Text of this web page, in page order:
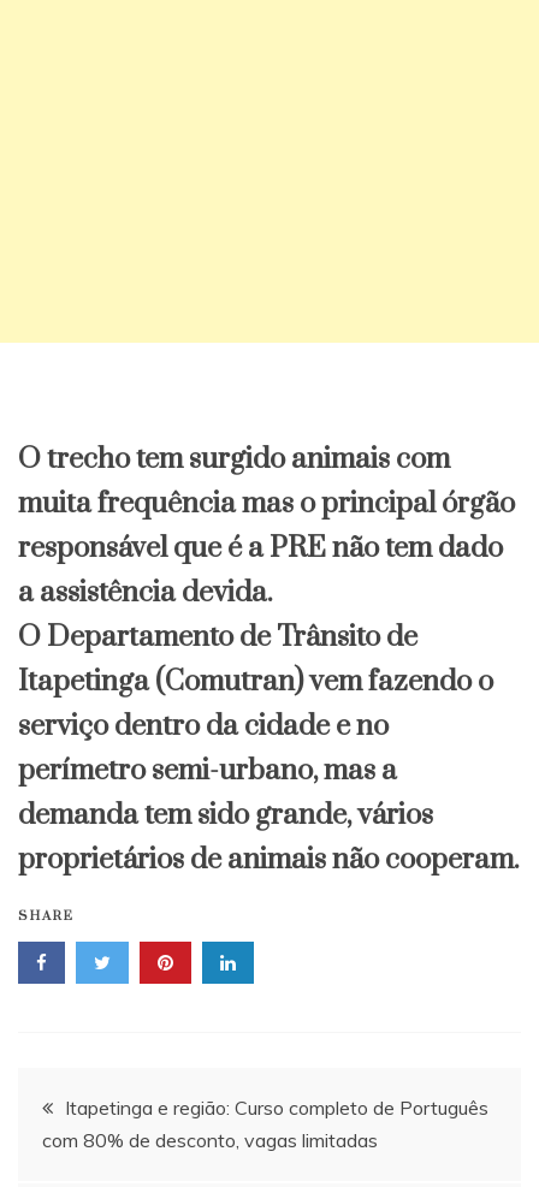
O trecho tem surgido animais com
muita frequência mas o principal órgão
responsável que é a PRE não tem dado
a assistência devida.
O Departamento de Trânsito de
Itapetinga (Comutran) vem fazendo o
serviço dentro da cidade e no
perímetro semi-urbano, mas a
demanda tem sido grande, vários
proprietários de animais não cooperam.
SHARE
Navegação
de
Itapetinga e região: Curso completo de Português
com 80% de desconto, vagas limitadas